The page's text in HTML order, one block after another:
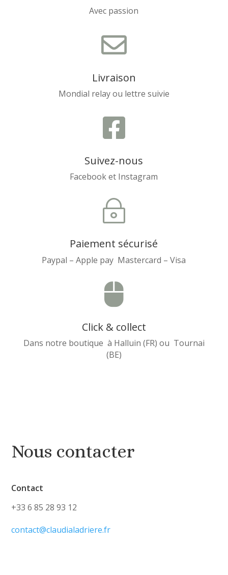
Avec passion

Livraison
Mondial relay ou lettre suivie

Suivez-nous
Facebook et Instagram
~
Paiement sécurisé
Paypal – Apple pay Mastercard – Visa

Click & collect
Dans notre boutique à Halluin (FR) ou Tournai
(BE)
Nous contacter
Contact
+33 6 85 28 93 12
contact@claudialadriere.fr